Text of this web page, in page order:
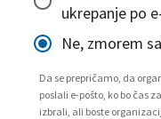
ukrepanje po
Ne, zmorem
Da se prepričamo, da
poslali e-pošto, ko bo čas
izbrali, ali boste